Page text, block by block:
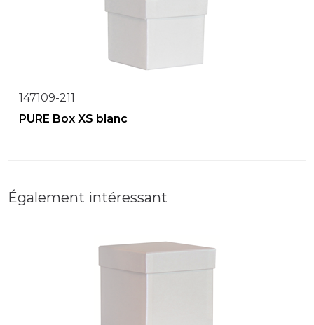
147109-211
PURE Box XS blanc
Également intéressant